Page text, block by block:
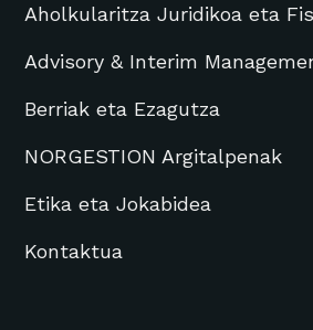
Aholkularitza Juridikoa eta
Advisory & Interim
Berriak eta Ezagutza
NORGESTION Argitalpenak
Etika eta Jokabidea
Kontaktua